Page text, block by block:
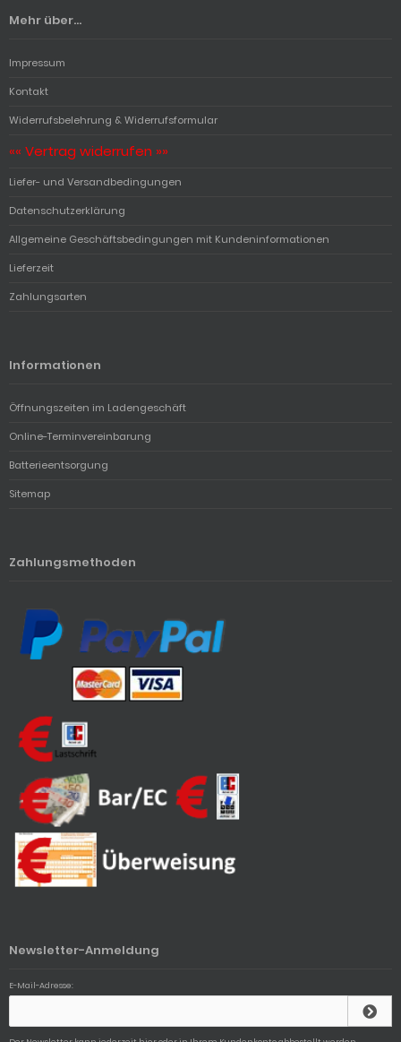
Mehr über...
Impressum
Kontakt
Widerrufsbelehrung & Widerrufsformular
«« Vertrag widerrufen »»
Liefer- und Versandbedingungen
Datenschutzerklärung
Allgemeine Geschäftsbedingungen mit Kundeninformationen
Lieferzeit
Zahlungsarten
Informationen
Öffnungszeiten im Ladengeschäft
Online-Terminvereinbarung
Batterieentsorgung
Sitemap
Zahlungsmethoden
Newsletter-Anmeldung
E-Mail-Adresse: